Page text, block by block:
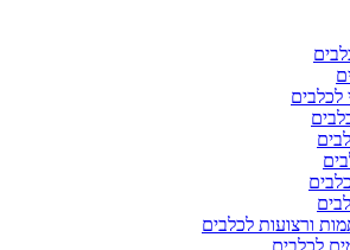
לכלבים
ורצועות לכלבים